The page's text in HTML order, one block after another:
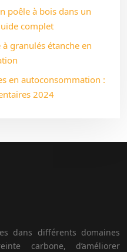
poêle à bois dans un
complet
à granulés étanche en
en autoconsommation :
2024
dans différents domaines
carbone, d’améliorer